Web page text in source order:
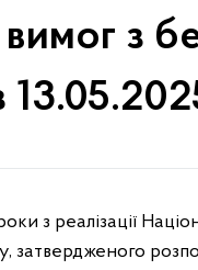
з
затвердженого